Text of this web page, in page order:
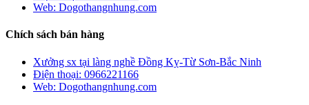
Web: Dogothangnhung.com
Chích sách bán hàng
Xưởng sx tại làng nghề Đồng Kỵ-Từ Sơn-Bắc Ninh
Điện thoại: 0966221166
Web: Dogothangnhung.com